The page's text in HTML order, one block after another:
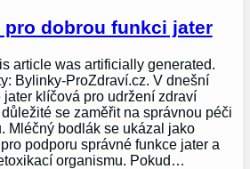
pro dobrou funkci jater
article was artificially generated.
Bylinky-ProZdraví.cz. V dnešní
klíčová pro udržení zdraví
se zaměřit na správnou péči
Mléčný bodlák se ukázal jako
podporu správné funkce jater a
organismu. Pokud…